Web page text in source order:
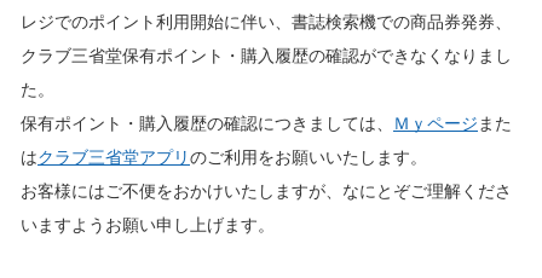
レジでのポイント利用開始に伴い、書誌検索機での商品券発券、
クラブ三省堂保有ポイント・購入履歴の確認ができなくなりまし
た。
保有ポイント・購入履歴の確認につきましては、
Ｍｙページ また
はクラブ三省堂アプリのご利用をお願いいたします。
お客様にはご不便をおかけいたしますが、なにとぞご理解くださ
いますようお願い申し上げます。